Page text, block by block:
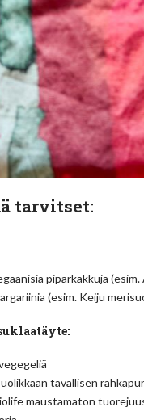
tarvitset:
piparkakkuja (esim.
(esim. Keiju
tavallisen
maustamaton